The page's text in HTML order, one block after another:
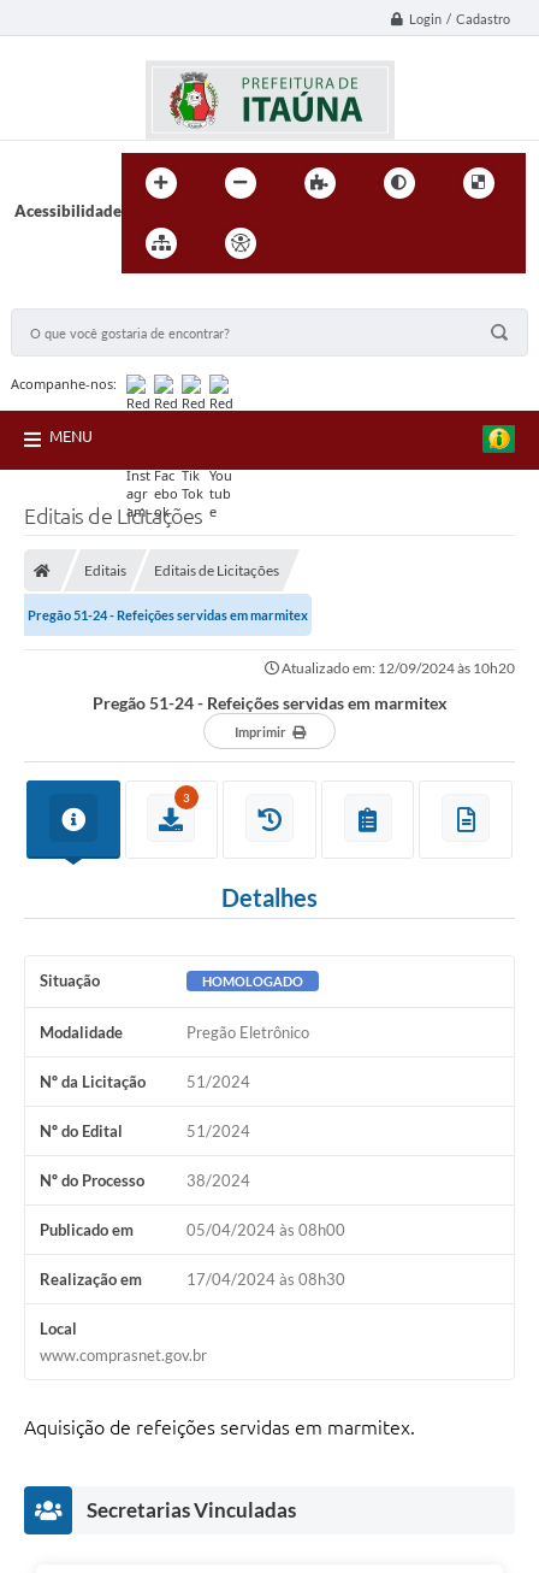
Login / Cadastro
Acessibilidade
Acompanhe-nos:
MENU
Editais de Licitações
Editais Editais de Licitações
Pregão 51-24 - Refeições servidas em marmitex
Atualizado em: 12/09/2024 às 10h20
Pregão 51-24 - Refeições servidas em marmitex
Imprimir
3
Detalhes
Situação HOMOLOGADO
Modalidade Pregão Eletrônico
Nº da Licitação 51/2024
Nº do Edital 51/2024
Nº do Processo 38/2024
Publicado em 05/04/2024 às 08h00
Realização em 17/04/2024 às 08h30
Local
www.comprasnet.gov.br
Aquisição de refeições servidas em marmitex.
Secretarias Vinculadas